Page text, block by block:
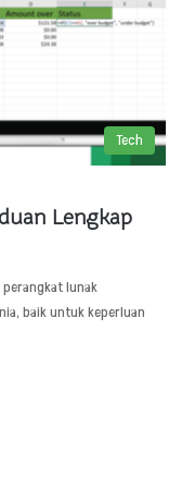
Tech
Lengkap
lunak
baik untuk keperluan